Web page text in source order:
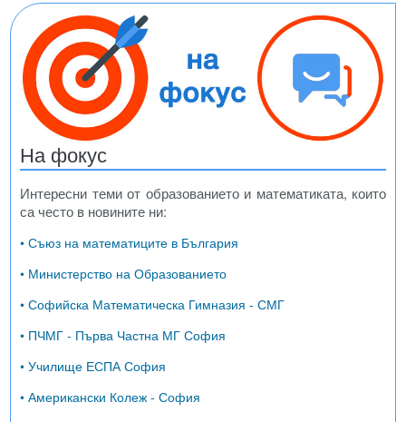
На фокус
Интересни теми от образованието и математиката, които
са често в новините ни:
• Съюз на математиците в България
• Министерство на Образованието
• Софийска Математическа Гимназия - СМГ
• ПЧМГ - Първа Частна МГ София
• Училище ЕСПА София
• Американски Колеж - София